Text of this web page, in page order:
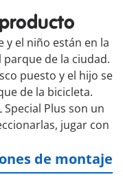
y el niño están en la
parque de la ciudad.
puesto y el hijo se
de la bicicleta.
Special Plus son un
jugar con
de montaje